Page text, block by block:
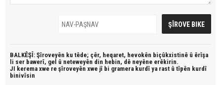
BALKÊŞÎ: Şîroveyên ku têde; çêr, heqaret, hevokên biçûkxistinê û êrîşa
li ser bawerî, gel û neteweyên din hebin, dê neyêne erêkirin.
JI kerema xwe re şîroveyên xwe jî bi gramera kurdî ya rast û tîpên kurdî
binivîsin